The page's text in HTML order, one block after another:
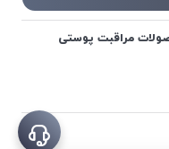
مراقبت پوستی